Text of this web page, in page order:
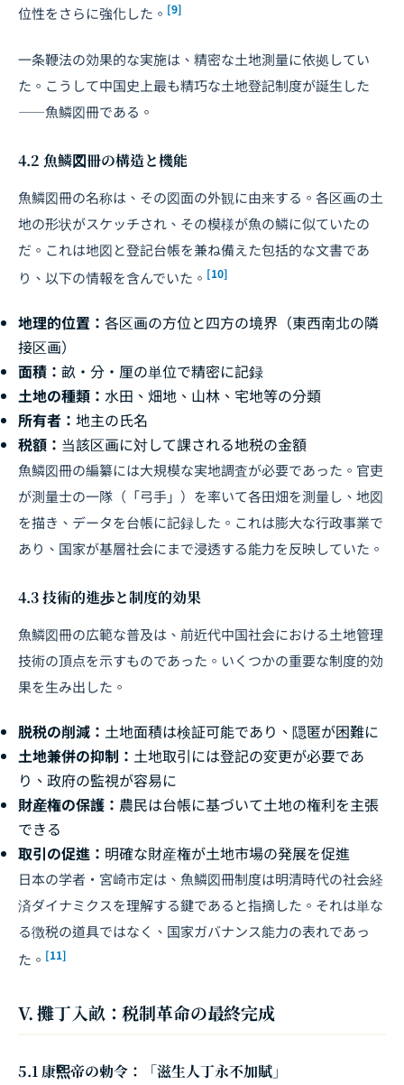
位性をさらに強化した。 [9]
一条鞭法の効果的な実施は、精密な土地測量に依拠してい
た。こうして中国史上最も精巧な土地登記制度が誕生した
――魚鱗図冊である。
4.2 魚鱗図冊の構造と機能
魚鱗図冊の名称は、その図面の外観に由来する。各区画の土
地の形状がスケッチされ、その模様が魚の鱗に似ていたの
だ。これは地図と登記台帳を兼ね備えた包括的な文書であ
り、以下の情報を含んでいた。 [10]
地理的位置： 各区画の方位と四方の境界（東西南北の隣
接区画）
面積： 畝・分・厘の単位で精密に記録
土地の種類： 水田、畑地、山林、宅地等の分類
所有者： 地主の氏名
税額： 当該区画に対して課される地税の金額
魚鱗図冊の編纂には大規模な実地調査が必要であった。官吏
が測量士の一隊（「弓手」）を率いて各田畑を測量し、地図
を描き、データを台帳に記録した。これは膨大な行政事業で
あり、国家が基層社会にまで浸透する能力を反映していた。
4.3 技術的進歩と制度的効果
魚鱗図冊の広範な普及は、前近代中国社会における土地管理
技術の頂点を示すものであった。いくつかの重要な制度的効
果を生み出した。
脱税の削減： 土地面積は検証可能であり、隠匿が困難に
土地兼併の抑制： 土地取引には登記の変更が必要であ
り、政府の監視が容易に
財産権の保護： 農民は台帳に基づいて土地の権利を主張
できる
取引の促進： 明確な財産権が土地市場の発展を促進
日本の学者・宮崎市定は、魚鱗図冊制度は明清時代の社会経
済ダイナミクスを理解する鍵であると指摘した。それは単な
る徴税の道具ではなく、国家ガバナンス能力の表れであっ
た。 [11]
V. 攤丁入畝：税制革命の最終完成
5.1 康煕帝の勅令：「滋生人丁永不加賦」